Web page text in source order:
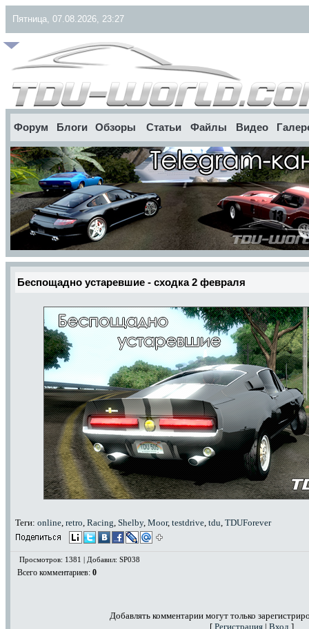
Пятница, 07.08.2026, 23:27
Форум Блоги Обзоры Статьи Файлы Видео
Беспощадно устаревшие - сходка 2 февраля
Теги: online, retro, Racing, Shelby, Moor, testdrive, tdu, TDUForever
Просмотров: 1381 | Добавил: SP038
Всего комментариев: 0
Добавлять комментарии могут только
[ Регистрация | Вход ]